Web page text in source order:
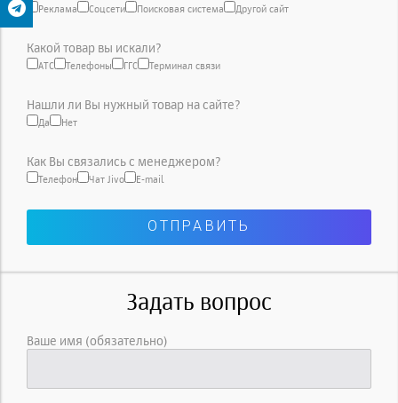
Реклама Соцсети Поисковая система Другой сайт
Какой товар вы искали?
АТС Телефоны ГГС Терминал связи
Нашли ли Вы нужный товар на сайте?
Да Нет
Как Вы связались с менеджером?
Телефон Чат Jivo E-mail
Задать вопрос
Ваше имя (обязательно)